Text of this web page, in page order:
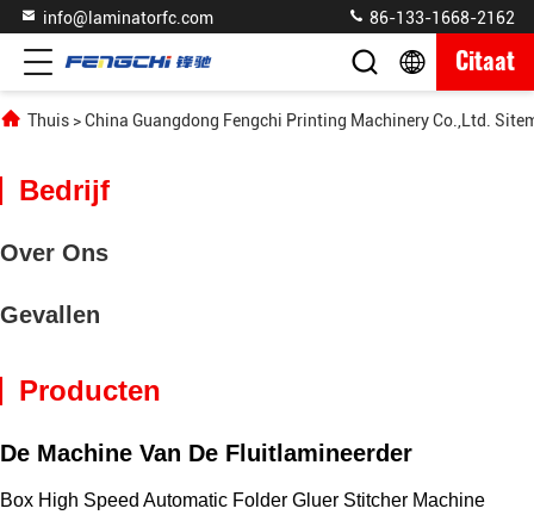
info@laminatorfc.com 86-133-1668-2162
Citaat
Thuis >China Guangdong Fengchi Printing Machinery Co.,Ltd.
Bedrijf
Over Ons
Gevallen
Producten
De Machine Van De Fluitlamineerder
Box High Speed Automatic Folder Gluer Stitcher Machine